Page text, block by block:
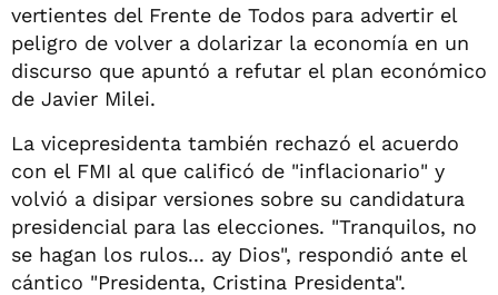
vertientes del Frente de Todos para advertir el
peligro de volver a dolarizar la economía en un
discurso que apuntó a refutar el plan económico
de Javier Milei.
La vicepresidenta también rechazó el acuerdo
con el FMI al que calificó de "inflacionario" y
volvió a disipar versiones sobre su candidatura
presidencial para las elecciones. "Tranquilos, no
se hagan los rulos... ay Dios", respondió ante el
cántico "Presidenta, Cristina Presidenta".